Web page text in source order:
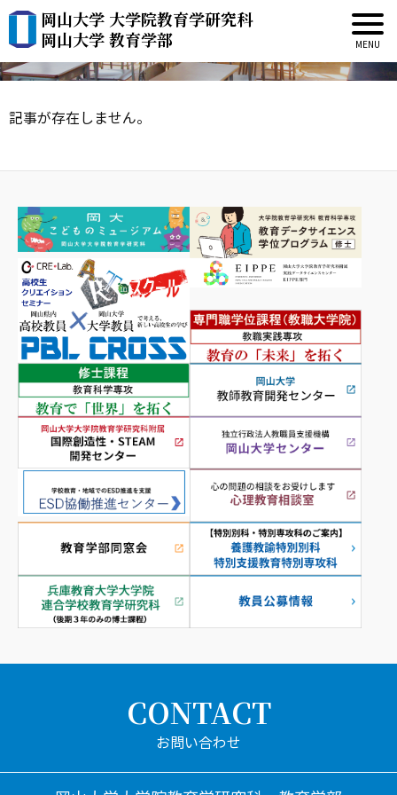
岡山大学 大学院教育学研究科
岡山大学 教育学部新着情報
記事が存在しません。
CONTACT